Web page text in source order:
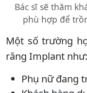
Bác sĩ sẽ thăm
phù hợp để
Một số trường
răng Implant như:
Phụ nữ đang